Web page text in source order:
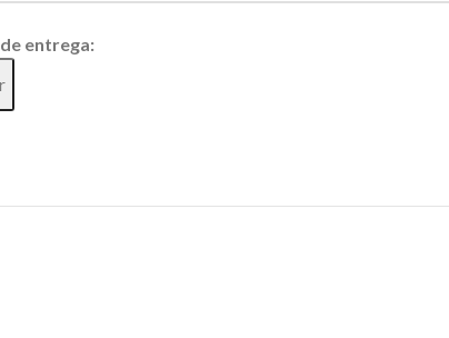
entrega: